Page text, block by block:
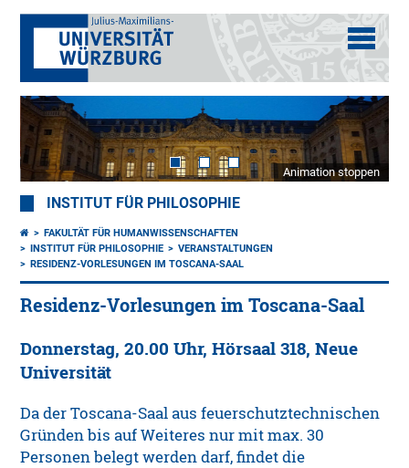
Animation stoppen
INSTITUT FÜR PHILOSOPHIE
FAKULTÄT FÜR HUMANWISSENSCHAFTEN
INSTITUT FÜR PHILOSOPHIE
VERANSTALTUNGEN
RESIDENZ-VORLESUNGEN IM TOSCANA-SAAL
Residenz-Vorlesungen im Toscana-Saal
Donnerstag, 20.00 Uhr, Hörsaal 318, Neue
Universität
Da der Toscana-Saal aus feuerschutztechnischen
Gründen bis auf Weiteres nur mit max. 30
Personen belegt werden darf, findet die